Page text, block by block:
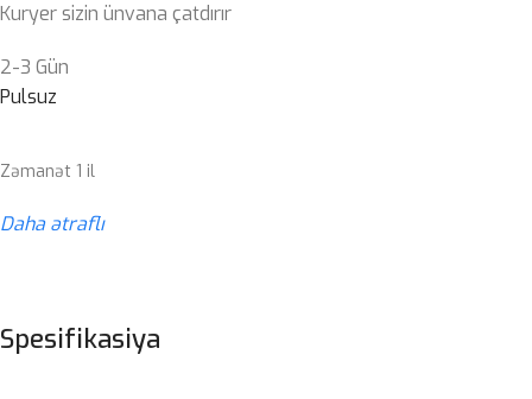
Kuryer sizin ünvana çatdırır
2-3 Gün
Pulsuz
Zəmanət 1 il
Daha ətraflı
Spesifikasiya